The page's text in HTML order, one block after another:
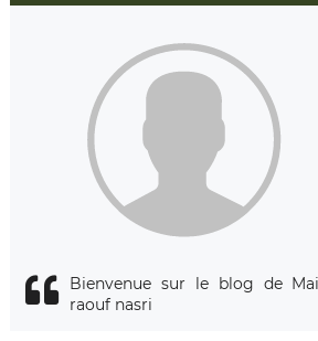
Bienvenue sur le blog de
raouf nasri